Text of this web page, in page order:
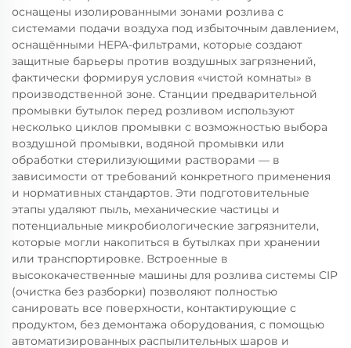
оснащены изолированными зонами розлива с
системами подачи воздуха под избыточным давлением,
оснащёнными HEPA-фильтрами, которые создают
защитные барьеры против воздушных загрязнений,
фактически формируя условия «чистой комнаты» в
производственной зоне. Станции предварительной
промывки бутылок перед розливом используют
несколько циклов промывки с возможностью выбора
воздушной промывки, водяной промывки или
обработки стерилизующими растворами — в
зависимости от требований конкретного применения
и нормативных стандартов. Эти подготовительные
этапы удаляют пыль, механические частицы и
потенциальные микробиологические загрязнители,
которые могли накопиться в бутылках при хранении
или транспортировке. Встроенные в
высококачественные машины для розлива системы CIP
(очистка без разборки) позволяют полностью
санировать все поверхности, контактирующие с
продуктом, без демонтажа оборудования, с помощью
автоматизированных распылительных шаров и